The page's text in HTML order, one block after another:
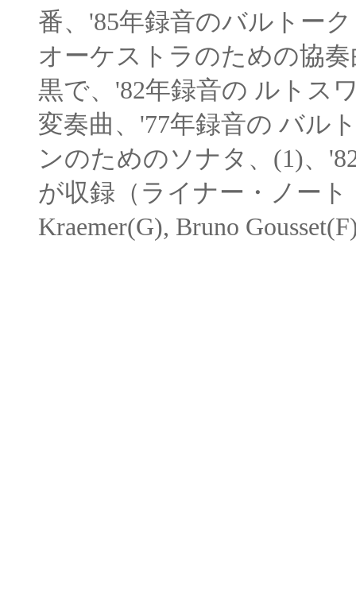
番、'85年録音のバルトー
オーケストラのための協奏
黒で、'82年録音の ルトス
変奏曲、'77年録音の バル
ンのためのソナタ、(1)、
が収録（ライナー・ノート
Kraemer(G), Bruno